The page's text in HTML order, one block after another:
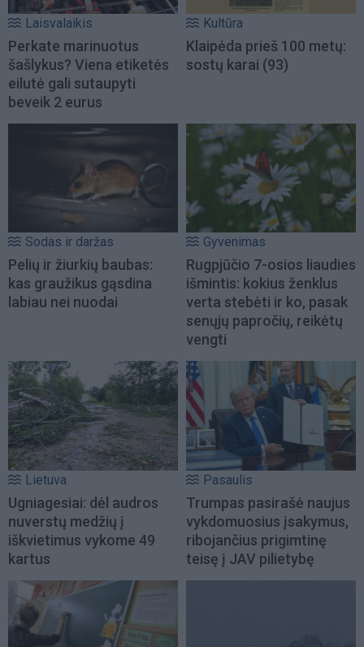
Laisvalaikis
Perkate marinuotus
šašlykus? Viena etiketės
eilutė gali sutaupyti
beveik 2 eurus
Kultūra
Klaipėda prieš 100 metų:
sostų karai (93)
Sodas ir daržas
Pelių ir žiurkių baubas:
kas graužikus gąsdina
labiau nei nuodai
Gyvenimas
Rugpjūčio 7-osios liaudies
išmintis: kokius ženklus
verta stebėti ir ko, pasak
senųjų papročių, reikėtų
vengti
Lietuva
Ugniagesiai: dėl audros
nuverstų medžių į
iškvietimus vykome 49
kartus
Pasaulis
Trumpas pasirašė naujus
vykdomuosius įsakymus,
ribojančius prigimtinę
teisę į JAV pilietybę